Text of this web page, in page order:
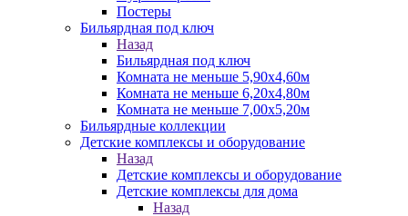
Постеры
Бильярдная под ключ
Назад
Бильярдная под ключ
Комната не меньше 5,90х4,60м
Комната не меньше 6,20х4,80м
Комната не меньше 7,00х5,20м
Бильярдные коллекции
Детские комплексы и оборудование
Назад
Детские комплексы и оборудование
Детские комплексы для дома
Назад